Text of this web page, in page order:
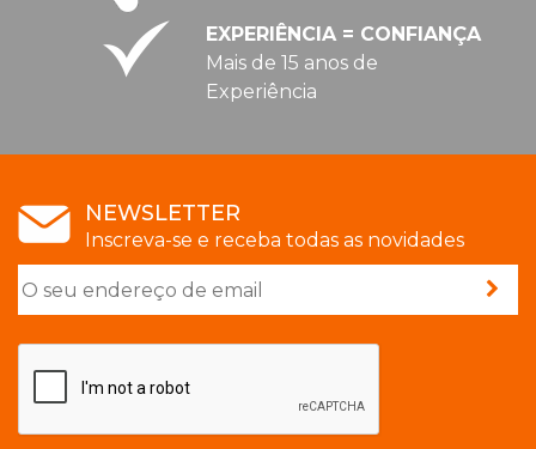
EXPERIÊNCIA = CONFIANÇA
Mais de 15 anos de
Experiência
NEWSLETTER
Inscreva-se e receba todas as novidades